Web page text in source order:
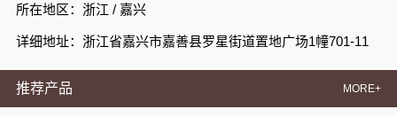
所在地区：浙江 / 嘉兴
详细地址：浙江省嘉兴市嘉善县罗星街道置地广场1幢701-11
推荐产品 MORE+